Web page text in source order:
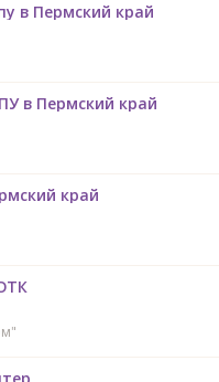
в Пермский край
в Пермский край
край